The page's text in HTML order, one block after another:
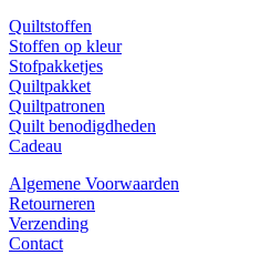
Quiltstoffen
Stoffen op kleur
Stofpakketjes
Quiltpakket
Quiltpatronen
Quilt benodigdheden
Cadeau
Algemene Voorwaarden
Retourneren
Verzending
Contact